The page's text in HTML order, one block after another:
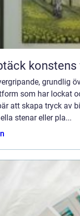
grundlig
som har lockat
att skapa tryck av
stenar eller pla...